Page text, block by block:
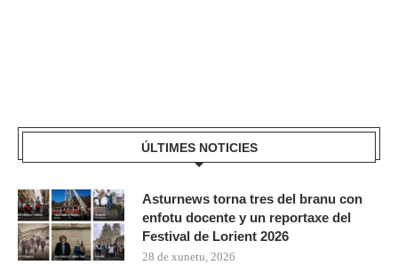
ÚLTIMES NOTICIES
Asturnews torna tres del branu con
enfotu docente y un reportaxe del
Festival de Lorient 2026
28 de xunetu, 2026